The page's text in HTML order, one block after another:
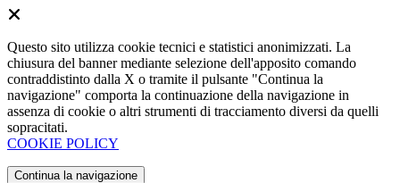
Questo sito utilizza cookie tecnici e statistici anonimizzati. La
chiusura del banner mediante selezione dell'apposito comando
contraddistinto dalla X o tramite il pulsante "Continua la
navigazione" comporta la continuazione della navigazione in
assenza di cookie o altri strumenti di tracciamento diversi da quelli
sopracitati.
COOKIE POLICY
Continua la navigazione